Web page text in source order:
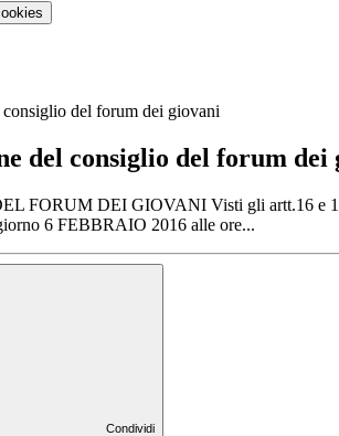
del forum dei giovani
del consiglio del forum dei
FORUM DEI GIOVANI Visti gli artt.16 e
6 FEBBRAIO 2016 alle ore...
Condividi